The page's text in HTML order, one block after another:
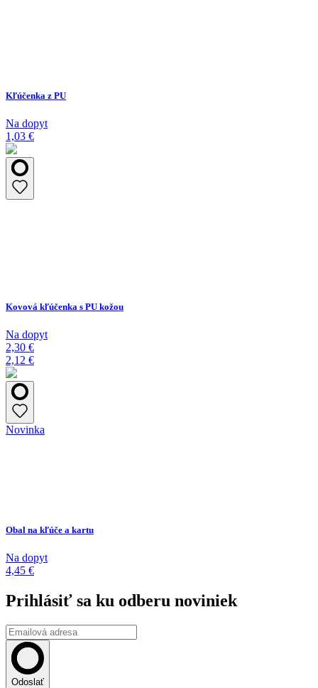
Kľúčenka z PU
Na dopyt
1,03 €
Kovová kľúčenka s PU kožou
Na dopyt
2,30 €
2,12 €
Novinka
Obal na kľúče a kartu
Na dopyt
4,45 €
Prihlásiť sa ku odberu noviniek
Odoslať